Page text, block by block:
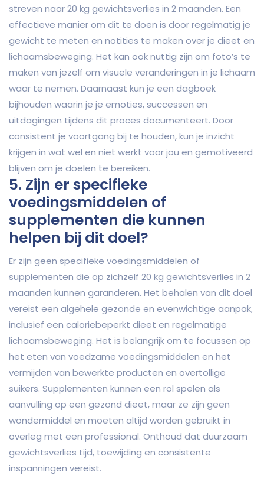
streven naar 20 kg gewichtsverlies in 2 maanden. Een
effectieve manier om dit te doen is door regelmatig je
gewicht te meten en notities te maken over je dieet en
lichaamsbeweging. Het kan ook nuttig zijn om foto’s te
maken van jezelf om visuele veranderingen in je lichaam
waar te nemen. Daarnaast kun je een dagboek
bijhouden waarin je je emoties, successen en
uitdagingen tijdens dit proces documenteert. Door
consistent je voortgang bij te houden, kun je inzicht
krijgen in wat wel en niet werkt voor jou en gemotiveerd
blijven om je doelen te bereiken.
5. Zijn er specifieke
voedingsmiddelen of
supplementen die kunnen
helpen bij dit doel?
Er zijn geen specifieke voedingsmiddelen of
supplementen die op zichzelf 20 kg gewichtsverlies in 2
maanden kunnen garanderen. Het behalen van dit doel
vereist een algehele gezonde en evenwichtige aanpak,
inclusief een caloriebeperkt dieet en regelmatige
lichaamsbeweging. Het is belangrijk om te focussen op
het eten van voedzame voedingsmiddelen en het
vermijden van bewerkte producten en overtollige
suikers. Supplementen kunnen een rol spelen als
aanvulling op een gezond dieet, maar ze zijn geen
wondermiddel en moeten altijd worden gebruikt in
overleg met een professional. Onthoud dat duurzaam
gewichtsverlies tijd, toewijding en consistente
inspanningen vereist.